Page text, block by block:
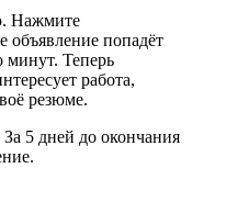
Нажмите
объявление попадёт
минут. Теперь
работа,
резюме.
5 дней до окончания